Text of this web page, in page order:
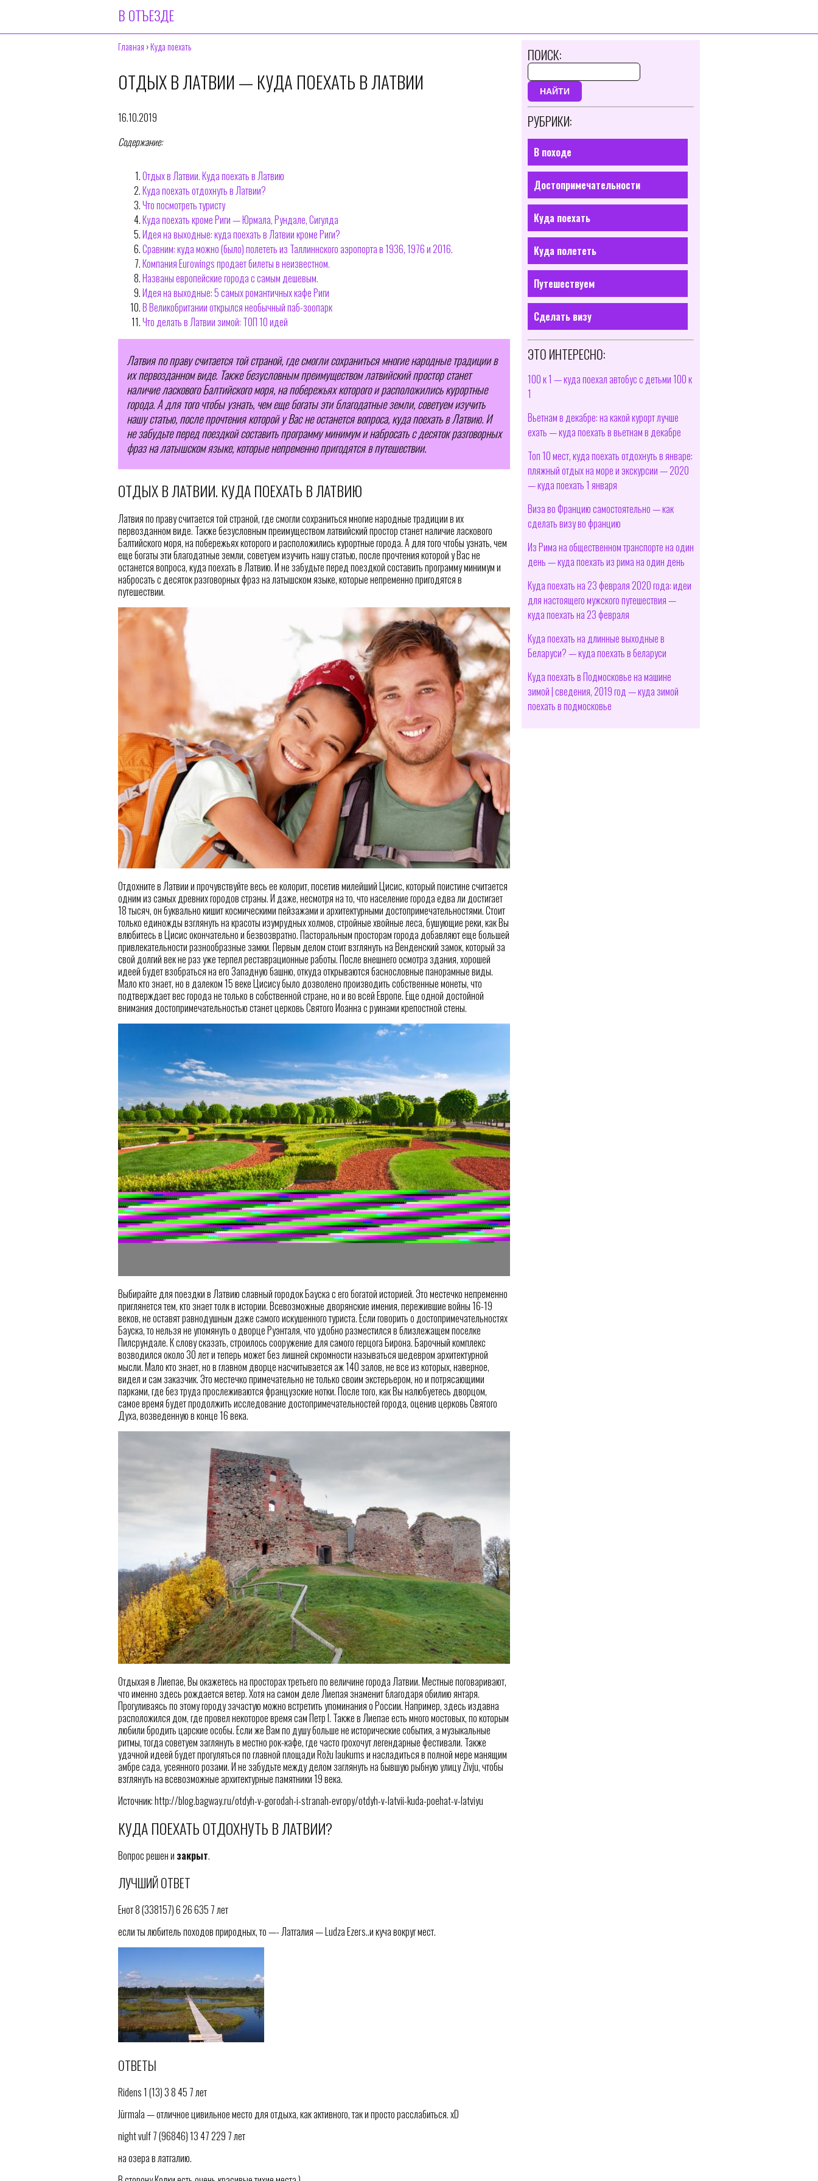
В ОТЪЕЗДЕ
Главная ›Куда поехать
ОТДЫХ В ЛАТВИИ — КУДА ПОЕХАТЬ В ЛАТВИИ
16.10.2019
Содержание:
Отдых в Латвии. Куда поехать в Латвию
Куда поехать отдохнуть в Латвии?
Что посмотреть туристу
Куда поехать кроме Риги — Юрмала, Рундале, Сигулда
Идея на выходные: куда поехать в Латвии кроме Риги?
Сравним: куда можно (было) полететь из Таллиннского аэропорта в 1936, 1976 и 2016.
Компания Eurowings продает билеты в неизвестном.
Названы европейские города с самым дешевым.
Идея на выходные: 5 самых романтичных кафе Риги
В Великобритании открылся необычный паб-зоопарк
Что делать в Латвии зимой: ТОП 10 идей
Латвия по праву считается той страной, где смогли сохраниться многие народные традиции в
их первозданном виде. Также безусловным преимуществом латвийский простор станет
наличие ласкового Балтийского моря, на побережьях которого и расположились курортные
города. А для того чтобы узнать, чем еще богаты эти благодатные земли, советуем изучить
нашу статью, после прочтения которой у Вас не останется вопроса, куда поехать в Латвию. И
не забудьте перед поездкой составить программу минимум и набросать с десяток разговорных
фраз на латышском языке, которые непременно пригодятся в путешествии.
ОТДЫХ В ЛАТВИИ. КУДА ПОЕХАТЬ В ЛАТВИЮ
Латвия по праву считается той страной, где смогли сохраниться многие народные традиции в их
первозданном виде. Также безусловным преимуществом латвийский простор станет наличие ласкового
Балтийского моря, на побережьях которого и расположились курортные города. А для того чтобы узнать, чем
еще богаты эти благодатные земли, советуем изучить нашу статью, после прочтения которой у Вас не
останется вопроса, куда поехать в Латвию. И не забудьте перед поездкой составить программу минимум и
набросать с десяток разговорных фраз на латышском языке, которые непременно пригодятся в
путешествии.
Отдохните в Латвии и прочувствуйте весь ее колорит, посетив милейший Цисис, который поистине считается
одним из самых древних городов страны. И даже, несмотря на то, что население города едва ли достигает
18 тысяч, он буквально кишит космическими пейзажами и архитектурными достопримечательностями. Стоит
только единожды взглянуть на красоты изумрудных холмов, стройные хвойные леса, бушующие реки, как Вы
влюбитесь в Цисис окончательно и безвозвратно. Пасторальным просторам города добавляют еще большей
привлекательности разнообразные замки. Первым делом стоит взглянуть на Венденский замок, который за
свой долгий век не раз уже терпел реставрационные работы. После внешнего осмотра здания, хорошей
идеей будет взобраться на его Западную башню, откуда открываются баснословные панорамные виды.
Мало кто знает, но в далеком 15 веке Цисису было дозволено производить собственные монеты, что
подтверждает вес города не только в собственной стране, но и во всей Европе. Еще одной достойной
внимания достопримечательностью станет церковь Святого Иоанна с руинами крепостной стены.
Выбирайте для поездки в Латвию славный городок Бауска с его богатой историей. Это местечко непременно
приглянется тем, кто знает толк в истории. Всевозможные дворянские имения, пережившие войны 16-19
веков, не оставят равнодушным даже самого искушенного туриста. Если говорить о достопримечательностях
Бауска, то нельзя не упомянуть о дворце Руэнталя, что удобно разместился в близлежащем поселке
Пилсрундале. К слову сказать, строилось сооружение для самого герцога Бирона. Барочный комплекс
возводился около 30 лет и теперь может без лишней скромности называться шедевром архитектурной
мысли. Мало кто знает, но в главном дворце насчитывается аж 140 залов, не все из которых, наверное,
видел и сам заказчик. Это местечко примечательно не только своим экстерьером, но и потрясающими
парками, где без труда прослеживаются французские нотки. После того, как Вы налюбуетесь дворцом,
самое время будет продолжить исследование достопримечательностей города, оценив церковь Святого
Духа, возведенную в конце 16 века.
Отдыхая в Лиепае, Вы окажетесь на просторах третьего по величине города Латвии. Местные поговаривают,
что именно здесь рождается ветер. Хотя на самом деле Лиепая знаменит благодаря обилию янтаря.
Прогуливаясь по этому городу зачастую можно встретить упоминания о России. Например, здесь издавна
расположился дом, где провел некоторое время сам Петр I. Также в Лиепае есть много мостовых, по которым
любили бродить царские особы. Если же Вам по душу больше не исторические события, а музыкальные
ритмы, тогда советуем заглянуть в местно рок-кафе, где часто грохочут легендарные фестивали. Также
удачной идеей будет прогуляться по главной площади Rožu laukums и насладиться в полной мере манящим
амбре сада, усеянного розами. И не забудьте между делом заглянуть на бывшую рыбную улицу Zivju, чтобы
взглянуть на всевозможные архитектурные памятники 19 века.
Источник: http://blog.bagway.ru/otdyh-v-gorodah-i-stranah-evropy/otdyh-v-latvii-kuda-poehat-v-latviyu
КУДА ПОЕХАТЬ ОТДОХНУТЬ В ЛАТВИИ?
Вопрос решен и закрыт.
ЛУЧШИЙ ОТВЕТ
Енот 8 (338157) 6 26 635 7 лет
если ты любитель походов природных, то —- Латгалия — Ludza Ezers..и куча вокруг мест.
ОТВЕТЫ
Ridens 1 (13) 3 8 45 7 лет
Jūrmala — отличное цивильное место для отдыха, как активного, так и просто расслабиться. xD
night vulf 7 (96846) 13 47 229 7 лет
на озера в латгалию.
ПОИСК:
НАЙТИ
РУБРИКИ:
В походе
Достопримечательности
Куда поехать
Куда полететь
Путешествуем
Сделать визу
ЭТО ИНТЕРЕСНО:
100 к 1 — куда поехал автобус с детьми 100 к
1
Вьетнам в декабре: на какой курорт лучше
ехать — куда поехать в вьетнам в декабре
Топ 10 мест, куда поехать отдохнуть в январе:
пляжный отдых на море и экскурсии — 2020
— куда поехать 1 января
Виза во Францию самостоятельно — как
сделать визу во францию
Из Рима на общественном транспорте на один
день — куда поехать из рима на один день
Куда поехать на 23 февраля 2020 года: идеи
для настоящего мужского путешествия —
куда поехать на 23 февраля
Куда поехать на длинные выходные в
Беларуси? — куда поехать в беларуси
Куда поехать в Подмосковье на машине
зимой | сведения, 2019 год — куда зимой
поехать в подмосковье